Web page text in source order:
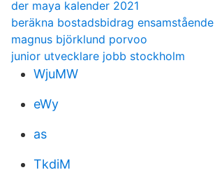
der maya kalender 2021
beräkna bostadsbidrag ensamstående
magnus björklund porvoo
junior utvecklare jobb stockholm
WjuMW
eWy
as
TkdiM